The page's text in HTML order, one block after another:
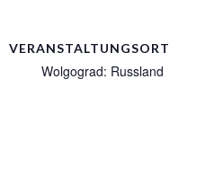
VERANSTALTUNGSORT
Wolgograd: Russland